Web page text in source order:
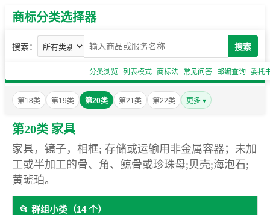
商标分类选择器
搜索： 搜索
分类浏览 列表模式 商标法 常见问答 邮编查询 委托
第18类 第19类 第20类 第21类 第22类 更多 ▾
第20类 家具
家具，镜子，相框; 存储或运输用非金属容器；未加
工或半加工的骨、角、鲸骨或珍珠母;贝壳;海泡石;
黄琥珀。
📂 群组小类（14 个）